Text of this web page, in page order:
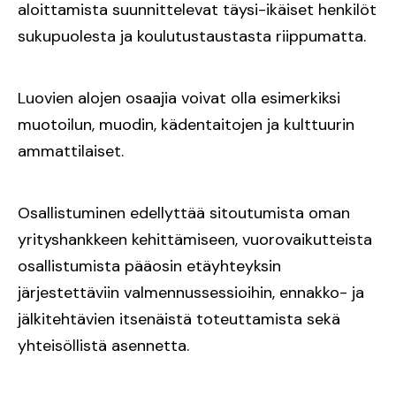
aloittamista suunnittelevat täysi-ikäiset henkilöt
sukupuolesta ja koulutustaustasta riippumatta.
Luovien alojen osaajia voivat olla esimerkiksi
muotoilun, muodin, kädentaitojen ja kulttuurin
ammattilaiset.
Osallistuminen edellyttää sitoutumista oman
yrityshankkeen kehittämiseen, vuorovaikutteista
osallistumista pääosin etäyhteyksin
järjestettäviin valmennussessioihin, ennakko- ja
jälkitehtävien itsenäistä toteuttamista sekä
yhteisöllistä asennetta.